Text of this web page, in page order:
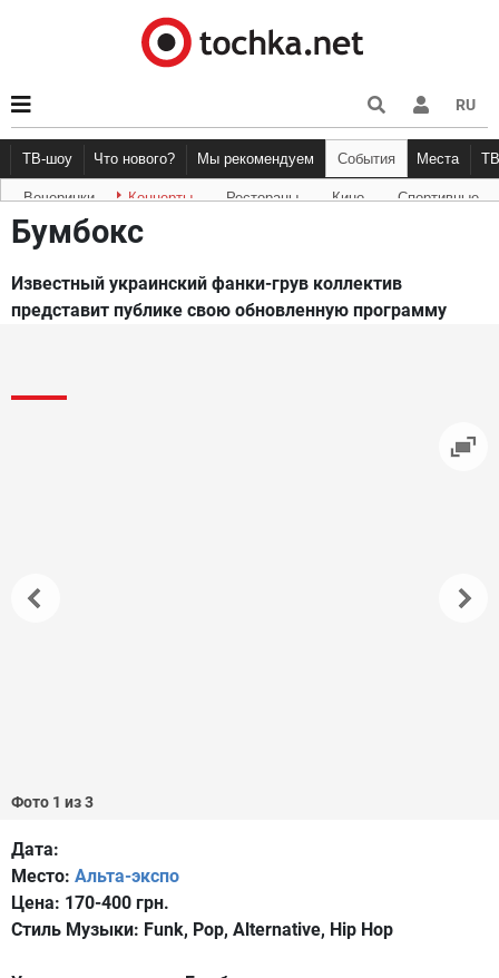
RU
ТВ-шоу Что нового?
Новости афиши Рецензии Куда пойти Точка
Мы рекомендуем События Места
Вечеринки Концерты Рестораны Кино Спортивные
Бумбокс
Известный украинский фанки-грув коллектив
представит публике свою обновленную программу
Фото 1 из 3
Дата:
Место: Альта-экспо
Цена: 170-400 грн.
Стиль Музыки: Funk, Pop, Alternative, Hip Hop